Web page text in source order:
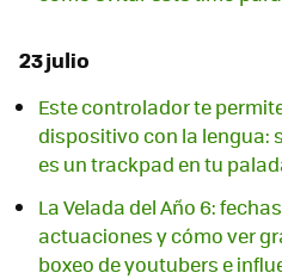
23 julio
Este controlador te
dispositivo con la lengua:
es un trackpad en tu
La Velada del Año 6:
actuaciones y cómo ver
boxeo de youtubers e